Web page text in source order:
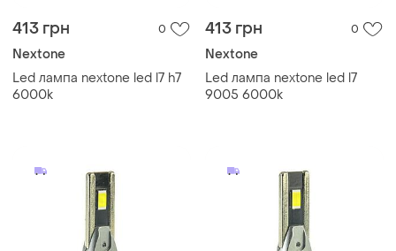
413 грн 0
Nextone
Led лампа nextone led l7 h7
6000k
413 грн 0
Nextone
Led лампа nextone led l7
9005 6000k